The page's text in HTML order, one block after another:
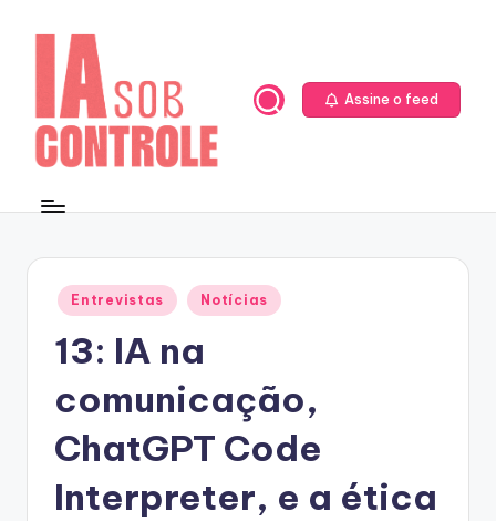
Assine o feed
Posted
in
Entrevistas Notícias
13: IA na
comunicação,
ChatGPT Code
Interpreter, e a ética